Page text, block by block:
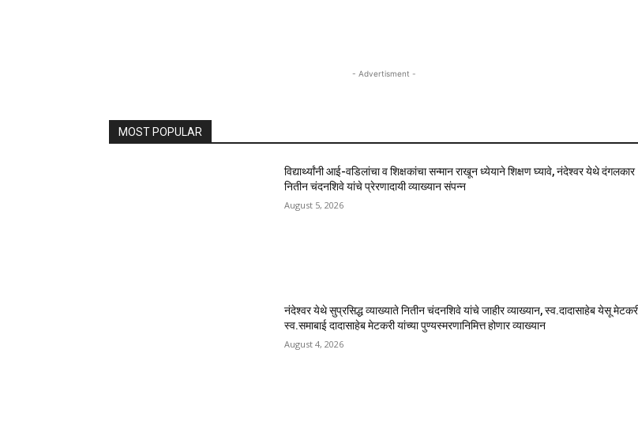
- Advertisment -
MOST POPULAR
विद्यार्थ्यांनी आई-वडिलांचा व शिक्षकांचा सन्मान राखून ध्येयाने शिक्षण घ्यावे, नंदेश्वर येथे दंगलकार
नितीन चंदनशिवे यांचे प्रेरणादायी व्याख्यान संपन्न
August 5, 2026
नंदेश्वर येथे सुप्रसिद्ध व्याख्याते नितीन चंदनशिवे यांचे जाहीर व्याख्यान, स्व.दादासाहेब येसू
स्व.समाबाई दादासाहेब मेटकरी यांच्या पुण्यस्मरणानिमित्त होणार व्याख्यान
August 4, 2026